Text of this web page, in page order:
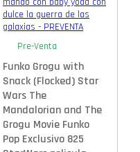
Pre-Venta
Funko Grogu with
Snack (Flocked) Star
Wars The
Mandalorian and The
Grogu Movie Funko
Pop Exclusivo 825